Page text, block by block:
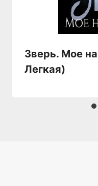
Зверь. Мое
Легкая)